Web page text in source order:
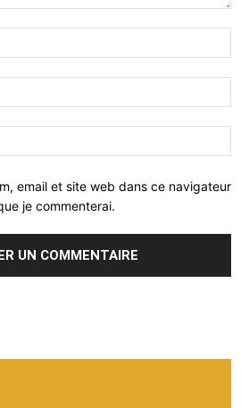
:*
:*
:
email et site web dans ce navigateur
je commenterai.